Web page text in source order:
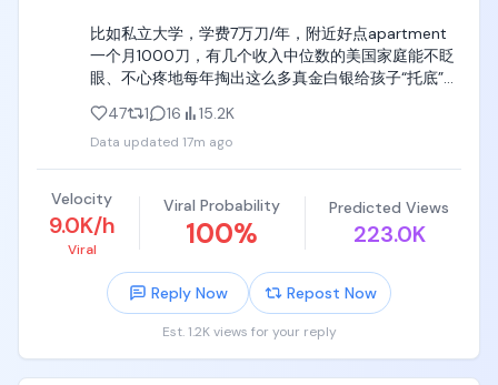
开发）更明确交给偏运营/技术落地的Koray，
Hassabis抽身战略与科学（减少日常管理负担），同
时处理Jeff Dean等核心人物的离开。
这客观上实现了职责更清晰的划分
2、终极目的应该是为AI下一阶段（从当前生成式模型
向更强的agentic系统与AGI过渡）做组织准备
1）战略与运营分离
Hassabis作为“首席科学家+主席”专注大图景、AGI安
全/影响、全球政策对话与科学应用（尤其健康/药
Koray专注产品落地与前沿模型交付，直接向CEO负
责，提升执行敏捷性。
利用谷歌从基础设施、云到模型到应用的完整能力，
比如私立大学，学费7万刀/年，附近好点apartment
一个月1000刀，有几个收入中位数的美国家庭能不眨
眼、不心疼地每年掏出这么多真金白银给孩子“托底”？
东亚成本还是太低了，大一爹妈只要掏30万人民币买
辆车，足够儿子本科四年一直闷声装大逼了。
47 1 16 15.2K
Data updated 17m ago
Velocity
9.0K/h
Viral
Viral Probability
100%
Predicted Views
223.0K
Reply Now Repost Now
Est. 1.2K views for your reply